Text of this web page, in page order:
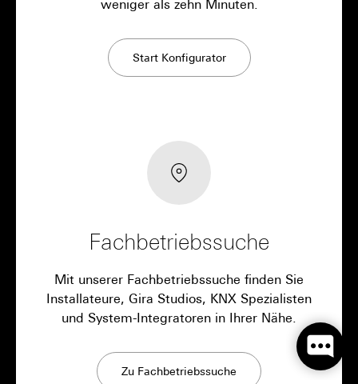
weniger als zehn Minuten.
Start Konfigurator
Fachbetriebssuche
Mit unserer Fachbetriebssuche finden Sie
Installateure, Gira Studios, KNX Spezialisten
und System-Integratoren in Ihrer Nähe.
Zu Fachbetriebssuche